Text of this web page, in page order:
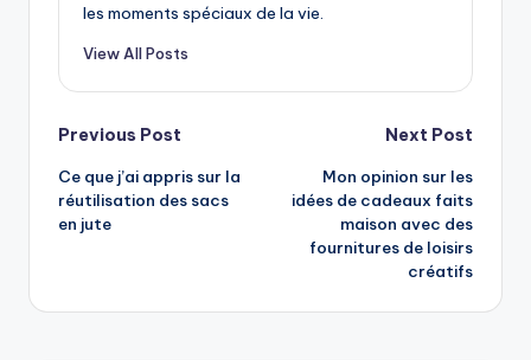
les moments spéciaux de la vie.
View All Posts
Post
navigation
Previous Post
Ce que j’ai appris sur la
réutilisation des sacs
en jute
Next Post
Mon opinion sur les
idées de cadeaux faits
maison avec des
fournitures de loisirs
créatifs